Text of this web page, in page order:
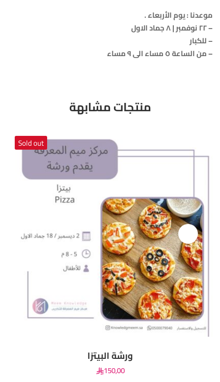
موعدنا : يوم الأربعاء .
– ٢٢ نوفمبر | ٨ جماد الاول
– للكبار
– من الساعة ٥ مساء الى ٩ مساء
منتجات مشابهة
Sold out
ورشة البيتزا
150,00